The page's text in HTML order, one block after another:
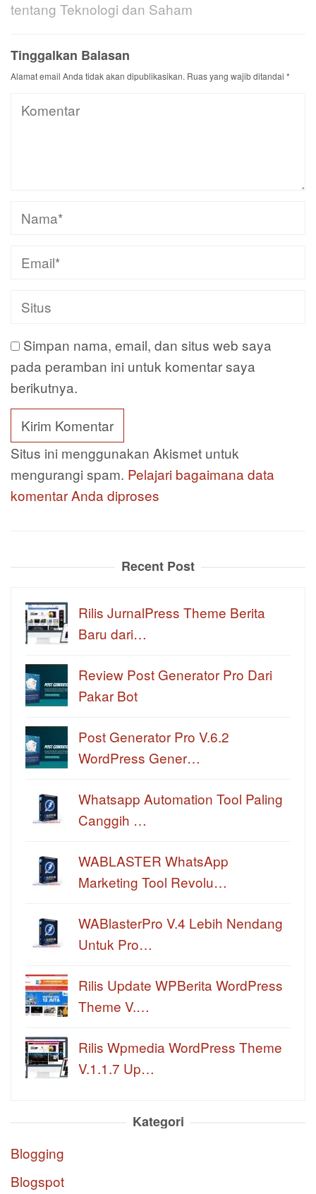
tentang Teknologi dan Saham
Tinggalkan Balasan
Alamat email Anda tidak akan dipublikasikan. Ruas yang wajib ditandai *
Simpan nama, email, dan situs web saya
pada peramban ini untuk komentar saya
berikutnya.
Situs ini menggunakan Akismet untuk
mengurangi spam. Pelajari bagaimana data
komentar Anda diproses
Recent Post
Rilis JurnalPress Theme Berita
Baru dari…
Review Post Generator Pro Dari
Pakar Bot
Post Generator Pro V.6.2
WordPress Gener…
Whatsapp Automation Tool Paling
Canggih …
WABLASTER WhatsApp
Marketing Tool Revolu…
WABlasterPro V.4 Lebih Nendang
Untuk Pro…
Rilis Update WPBerita WordPress
Theme V.…
Rilis Wpmedia WordPress Theme
V.1.1.7 Up…
Kategori
Blogging
Blogspot